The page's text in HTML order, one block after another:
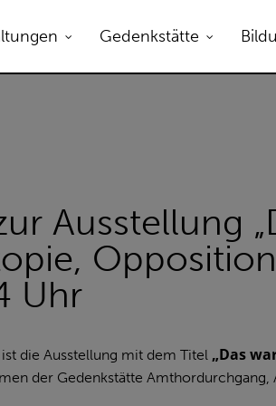
Gedenkstätte
Ausstellung
Uhr
die Ausstellung mit dem Titel „Das
der Gedenkstätte